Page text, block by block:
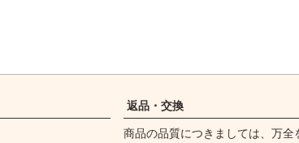
返品・交換
商品の品質につきましては、万全